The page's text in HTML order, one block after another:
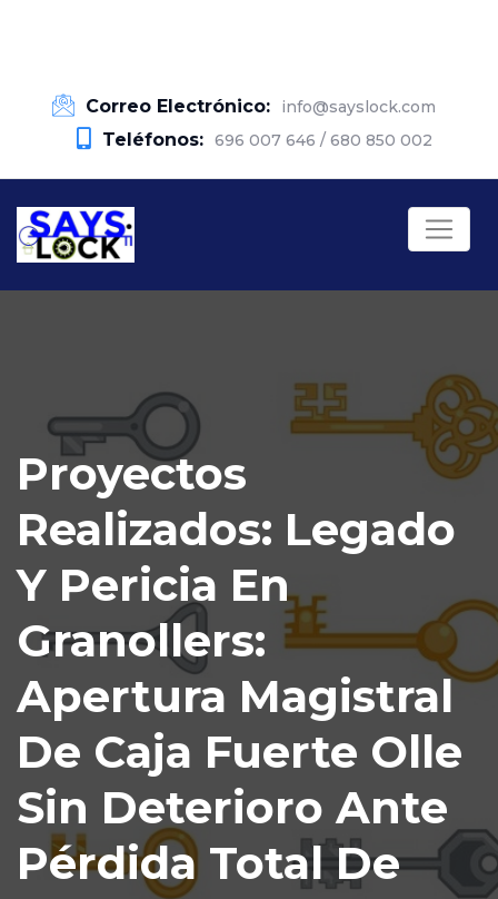
Correo Electrónico: info@sayslock.com
Teléfonos: 696 007 646 / 680 850 002
Proyectos
Realizados: Legado
Y Pericia En
Granollers:
Apertura Magistral
De Caja Fuerte Olle
Sin Deterioro Ante
Pérdida Total De